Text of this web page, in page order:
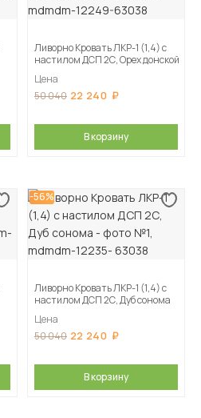
Ливорно Кровать ЛКР-1 (1,4) с
настилом ДСП 2С, Орех донской
Цена
50 040 22 240
В корзину
-56%
Ливорно Кровать ЛКР-1 (1,4) с
настилом ДСП 2С, Дуб сонома
Цена
50 040 22 240
В корзину